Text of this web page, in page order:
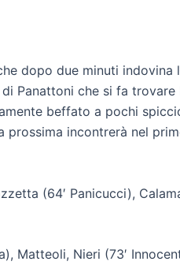
dopo due minuti indovina
Panattoni che si fa trovare
beffato a pochi
prossima incontrerà nel
(64′ Panicucci),
Matteoli, Nieri (73′